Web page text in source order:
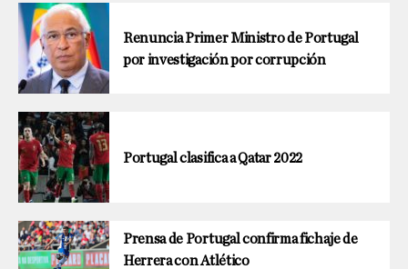
Renuncia Primer Ministro de Portugal
por investigación por corrupción
Portugal clasifica a Qatar 2022
Prensa de Portugal confirma fichaje de
Herrera con Atlético